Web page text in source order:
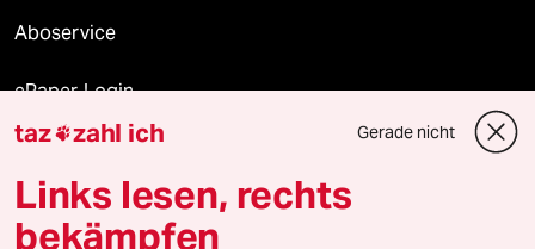
Aboservice
ePaper Login
Downloads für Abonnierende
taz zahl ich Gerade nicht
Links lesen, rechts
bekämpfen